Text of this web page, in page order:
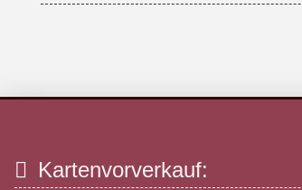
Kartenvorverkauf: